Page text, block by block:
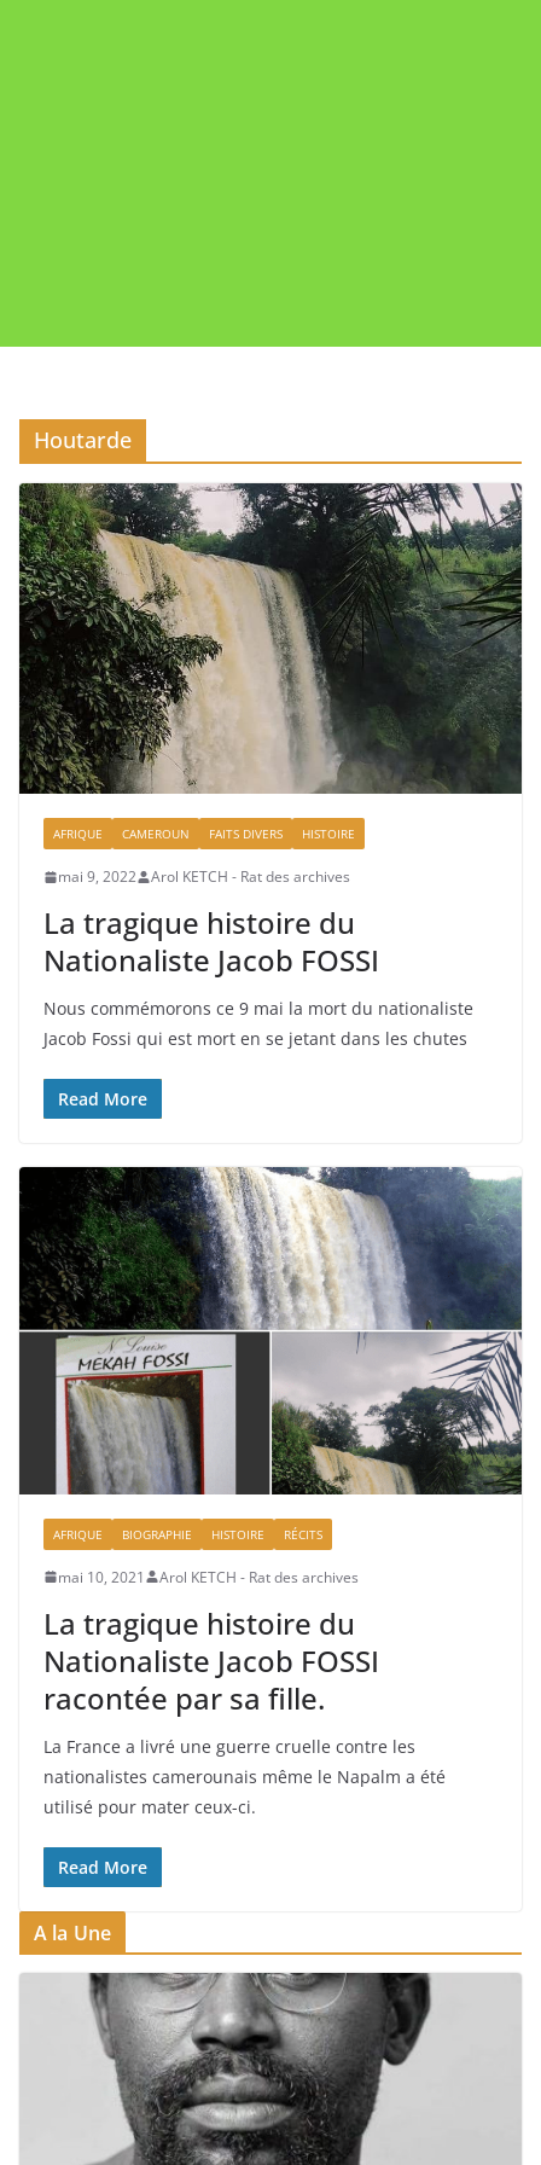
Houtarde
AFRIQUE CAMEROUN FAITS DIVERS HISTOIRE
mai 9, 2022 Arol KETCH - Rat des archives
La tragique histoire du
Nationaliste Jacob FOSSI
Nous commémorons ce 9 mai la mort du nationaliste
Jacob Fossi qui est mort en se jetant dans les chutes
Read More
AFRIQUE BIOGRAPHIE HISTOIRE RÉCITS
mai 10, 2021 Arol KETCH - Rat des archives
La tragique histoire du
Nationaliste Jacob FOSSI
racontée par sa fille.
La France a livré une guerre cruelle contre les
nationalistes camerounais même le Napalm a été
utilisé pour mater ceux-ci.
Read More
A la Une